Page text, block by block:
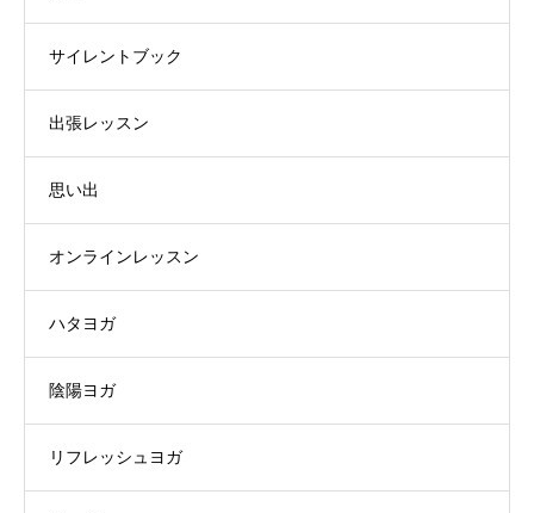
サイレントブック
出張レッスン
思い出
オンラインレッスン
ハタヨガ
陰陽ヨガ
リフレッシュヨガ